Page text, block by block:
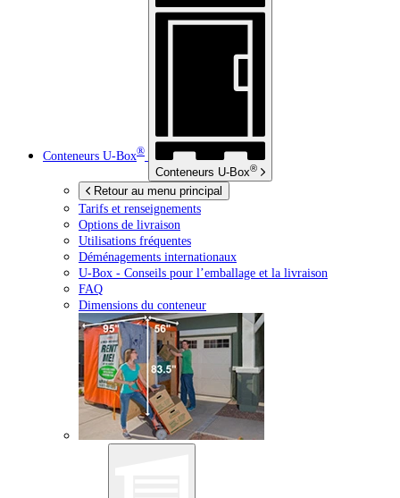
Conteneurs U-Box®
Conteneurs U-Box®
Retour au menu principal
Tarifs et renseignements
Options de livraison
Utilisations fréquentes
Déménagements internationaux
U-Box - Conseils pour l’emballage et la livraison
FAQ
Dimensions du conteneur